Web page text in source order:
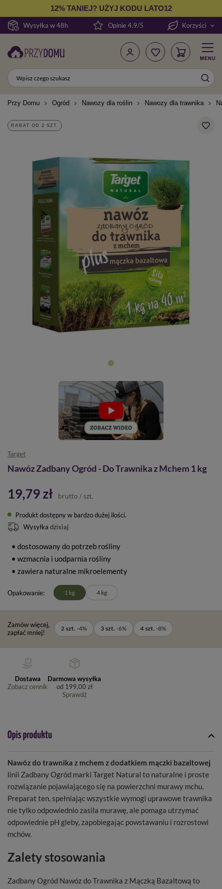
Wysyłka w 48h
12% TANIEJ? UŻYJ KODU LATO12
Opinie 4.9/5 Korzyści
Przy Domu Ogród Nawozy dla roślin Nawozy dla trawnika
RABAT OD 2 SZT.
Target
Nawóz Zadbany Ogród - Do Trawnika z Mchem 1 kg
19,79 zł brutto / szt.
Produkt dostępny w bardzo dużej ilości
Wysyłka dzisiaj
• dostosowany do potrzeb rośliny
• wzmacnia i uodparnia rośliny
• zawiera naturalne mikroelementy
Opakowanie 1 kg 4 kg
Zamów więcej,
zapłać mniej!
2 szt. -4% 3 szt. -6% 4 szt. -8%
Dostawa
Zobacz cennik
Darmowa wysyłka
od 199,00 zł
Sprawdź
Opis produktu
Nawóz do trawnika z mchem z dodatkiem mączki bazaltowej
linii Zadbany Ogród marki Target Natural to naturalne i proste
rozwiązanie pojawiającego się na powierzchni murawy mchu.
Preparat ten, spełniając wszystkie wymogi uprawowe trawnika
nie tylko odpowiednio zasila murawę, ale pomaga utrzymać
odpowiednie pH gleby, zapobiegając powstawaniu i rozrostowi
mchów.
Zalety stosowania
Zadbany Ogród Nawóz do Trawnika z Mączką Bazaltową to